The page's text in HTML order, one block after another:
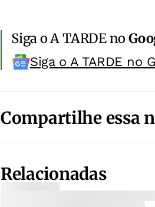
Siga o A TARDE no
Siga o A TARDE no
Compartilhe essa
Relacionadas